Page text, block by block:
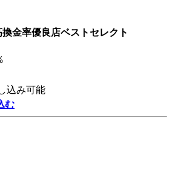
金率優良店ベストセレクト
込み可能
む